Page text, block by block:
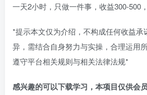
一天2小时，只做一件事，收益300-500
*提示本文仅为介绍，不构成任何收益承
异，需结合自身努力与实操，合理运用
遵守平台相关规则与相关法律法规*
感兴趣的可以下载学习，本项目仅供会